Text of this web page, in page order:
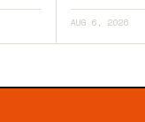
AUG 6, 2026